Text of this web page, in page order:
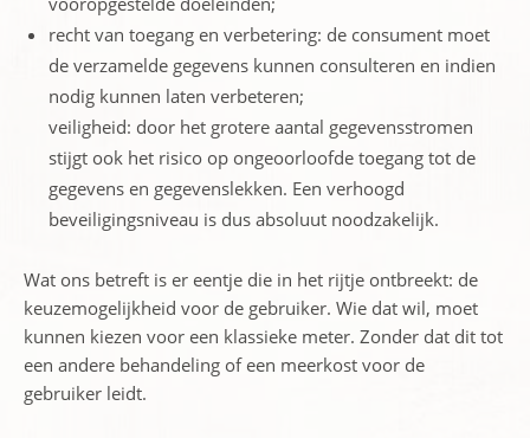
recht van toegang en verbetering: de consument moet
de verzamelde gegevens kunnen consulteren en indien
nodig kunnen laten verbeteren;
veiligheid: door het grotere aantal gegevensstromen
stijgt ook het risico op ongeoorloofde toegang tot de
gegevens en gegevenslekken. Een verhoogd
beveiligingsniveau is dus absoluut noodzakelijk.
Wat ons betreft is er eentje die in het rijtje ontbreekt: de
keuzemogelijkheid voor de gebruiker. Wie dat wil, moet
kunnen kiezen voor een klassieke meter. Zonder dat dit tot
een andere behandeling of een meerkost voor de
gebruiker leidt.